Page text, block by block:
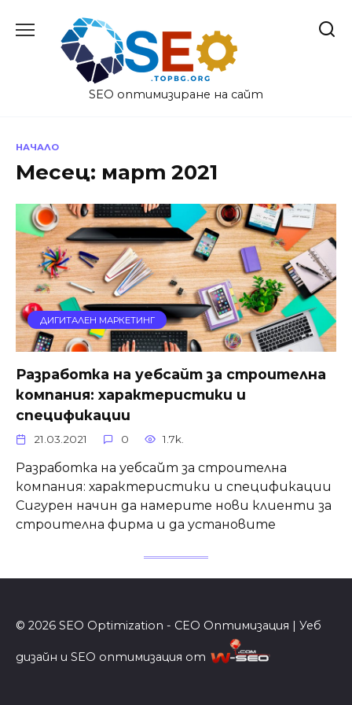
SEO оптимизиране на сайт
НАЧАЛО
Месец: март 2021
ДИГИТАЛЕН МАРКЕТИНГ
Разработка на уебсайт за строителна
компания: характеристики и
спецификации
21.03.2021 0 1.7k.
Разработка на уебсайт за строителна
компания: характеристики и спецификации
Сигурен начин да намерите нови клиенти за
строителна фирма и да установите
© 2026 SEO Optimization - СЕО Оптимизация | Уеб
дизайн и SEO оптимизация от